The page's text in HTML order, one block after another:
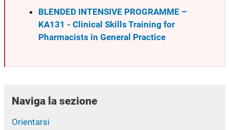
BLENDED INTENSIVE PROGRAMME –
KA131 - Clinical Skills Training for
Pharmacists in General Practice
Naviga la sezione
Orientarsi